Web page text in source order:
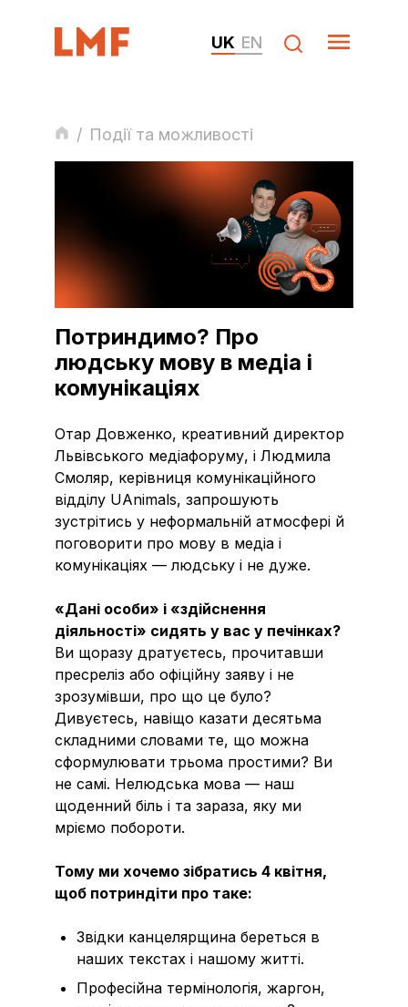
UK EN
/ Події та можливості
Потриндимо? Про
людську мову в медіа і
комунікаціях
Отар Довженко, креативний директор
Львівського медіафоруму, і Людмила
Смоляр, керівниця комунікаційного
відділу UAnimals, запрошують
зустрітись у неформальній атмосфері й
поговорити про мову в медіа і
комунікаціях — людську і не дуже.
«Дані особи» і «здійснення
діяльності» сидять у вас у печінках?
Ви щоразу дратуєтесь, прочитавши
пресреліз або офіційну заяву і не
зрозумівши, про що це було?
Дивуєтесь, навіщо казати десятьма
складними словами те, що можна
сформулювати трьома простими? Ви
не самі. Нелюдська мова — наш
щоденний біль і та зараза, яку ми
мріємо побороти.
Тому ми хочемо зібратись 4 квітня,
щоб потриндіти про таке:
Звідки канцелярщина береться в
наших текстах і нашому житті.
Професійна термінологія, жаргон,